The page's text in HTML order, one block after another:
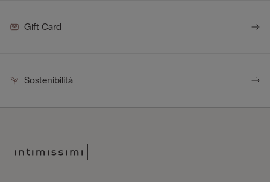
Gift Card
Sostenibilità